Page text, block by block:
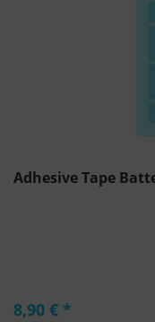
Adhesive Tape
8,90 € *